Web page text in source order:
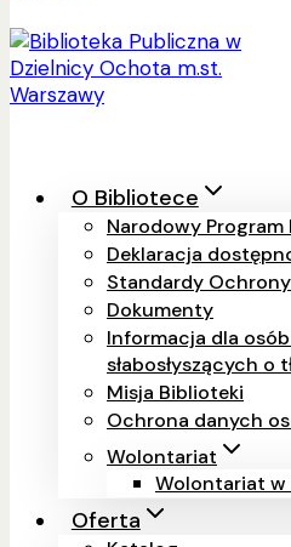
O Bibliotece
Narodowy
Deklaracja
Standardy
Dokumenty
Informacja dla
słabosłyszących
Misja Biblioteki
Ochrona danych
Wolontariat
Wolontariat w
Oferta